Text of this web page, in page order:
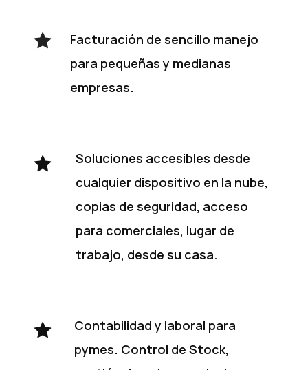
Facturación de sencillo manejo
para pequeñas y medianas
empresas.
Soluciones accesibles desde
cualquier dispositivo en la nube,
copias de seguridad, acceso
para comerciales, lugar de
trabajo, desde su casa.
Contabilidad y laboral para
pymes. Control de Stock,